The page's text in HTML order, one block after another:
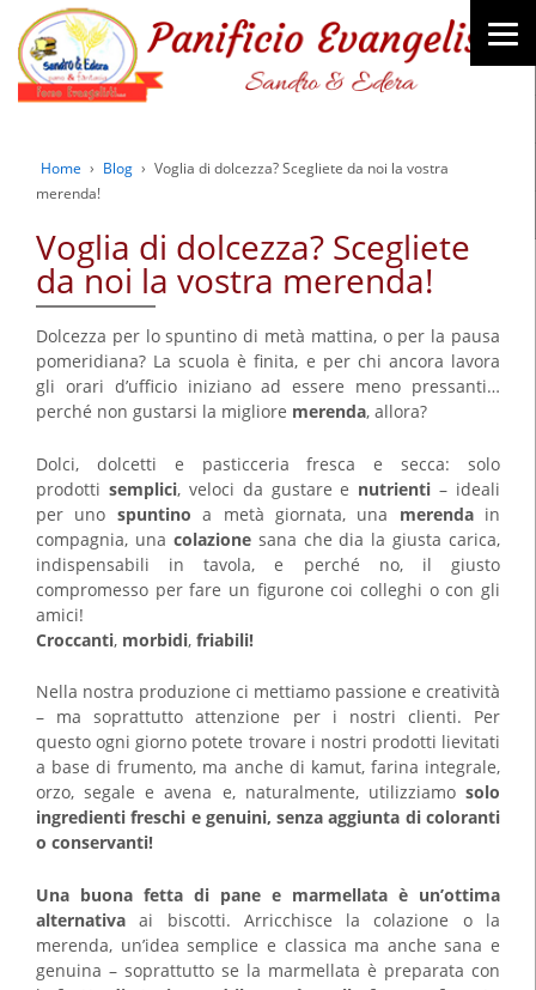
Home › Blog › Voglia di dolcezza? Scegliete da noi la vostra
merenda!
Voglia di dolcezza? Scegliete
da noi la vostra merenda!
Dolcezza per lo spuntino di metà mattina, o per la pausa
pomeridiana? La scuola è finita, e per chi ancora lavora
gli orari d’ufficio iniziano ad essere meno pressanti…
perché non gustarsi la migliore merenda, allora?
Dolci, dolcetti e pasticceria fresca e secca: solo
prodotti semplici, veloci da gustare e nutrienti– ideali
per uno spuntino a metà giornata, una merendain
compagnia, una colazionesana che dia la giusta carica,
indispensabili in tavola, e perché no, il giusto
compromesso per fare un figurone coi colleghi o con gli
amici!
Croccanti, morbidi, friabili!
Nella nostra produzione ci mettiamo passione e creatività
– ma soprattutto attenzione per i nostri clienti. Per
questo ogni giorno potete trovare i nostri prodotti lievitati
a base di frumento, ma anche di kamut, farina integrale,
orzo, segale e avena e, naturalmente, utilizziamo solo
ingredienti freschi e genuini, senza aggiunta di coloranti
o conservanti!
Una buona fetta di pane e marmellata è un’ottima
alternativa ai biscotti. Arricchisce la colazione o la
merenda, un’idea semplice e classica ma anche sana e
genuina – soprattutto se la marmellata è preparata con